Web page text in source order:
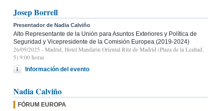
Josep Borrell
Presentador de Nadia Calviño
Alto Representante de la Unión para Asuntos Exteriores y Política de
Seguridad y Vicepresidente de la Comisión Europea (2019-2024)
26/09/2025 - Madrid, Hotel Mandarin Oriental Ritz de Madrid (Plaza de la Lealtad,
5) 9:00 horas
Información del evento
Nadia Calviño
FÓRUM EUROPA